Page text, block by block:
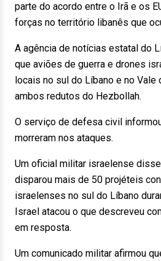
parte do acordo entre o Irã e os
forças no território libanês que
A agência de notícias estatal do
que aviões de guerra e drones
locais no sul do Líbano e no Vale
ambos redutos do Hezbollah.
O serviço de defesa civil
morreram nos ataques.
Um oficial militar israelense
disparou mais de 50 projéteis
israelenses no sul do Líbano
Israel atacou o que descreveu
em resposta.
Um comunicado militar afirmou